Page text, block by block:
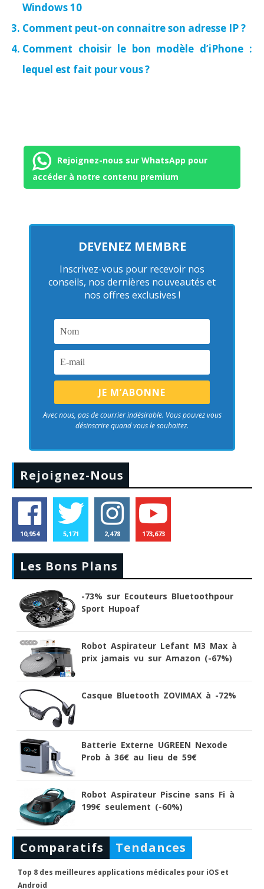
Windows 10
Comment peut-on connaitre son adresse IP ?
Comment choisir le bon modèle d’iPhone :
lequel est fait pour vous ?
Rejoignez-nous sur WhatsApp pour
accéder à notre contenu premium
DEVENEZ MEMBRE
Inscrivez-vous pour recevoir nos
conseils, nos dernières nouveautés et
nos offres exclusives !
Avec nous, pas de courrier indésirable. Vous pouvez vous
désinscrire quand vous le souhaitez.
Rejoignez-Nous
10,954 5,171 2,478 173,673
Les Bons Plans
-73% sur Ecouteurs Bluetoothpour
Sport Hupoaf
Robot Aspirateur Lefant M3 Max à
prix jamais vu sur Amazon (-67%)
Casque Bluetooth ZOVIMAX à -72%
Batterie Externe UGREEN Nexode
Prob à 36€ au lieu de 59€
Robot Aspirateur Piscine sans Fi à
199€ seulement (-60%)
Comparatifs Tendances
Top 8 des meilleures applications médicales pour iOS et
Android